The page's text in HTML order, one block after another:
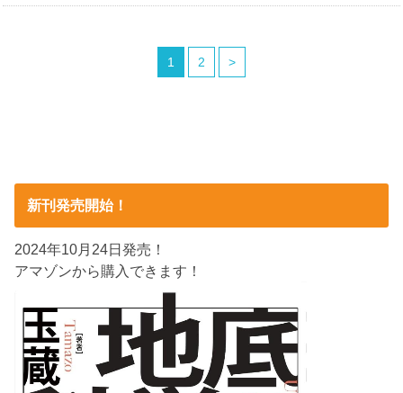
1 2 >
新刊発売開始！
2024年10月24日発売！
アマゾンから購入できます！